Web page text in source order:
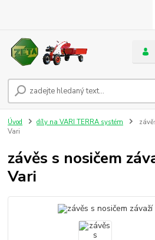
Úvod díly na VARI TERRA systém
Vari
závěs s nosičem
Vari